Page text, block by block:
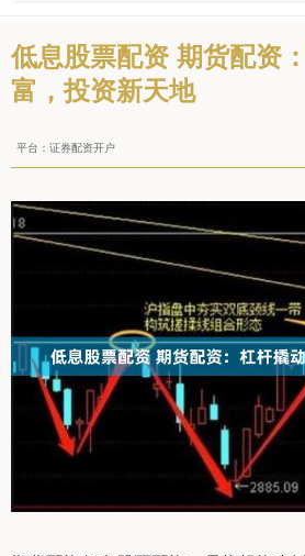
低息股票配资 期货配资
富，投资新天地
平台：证券配资开户